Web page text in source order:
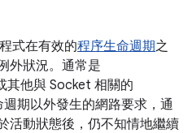
式在有效的程序生命週期之
外狀況。通常是
其他與 Socket 相關的
期以外發生的網路要求，通
活動狀態後，仍不知情地繼續